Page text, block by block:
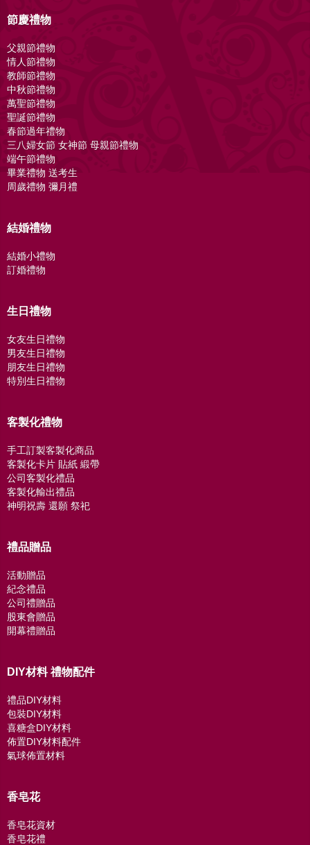
節慶禮物
父親節禮物
情人節禮物
教師節禮物
中秋節禮物
萬聖節禮物
聖誕節禮物
春節過年禮物
三八婦女節 女神節 母親節禮物
端午節禮物
畢業禮物 送考生
周歲禮物 彌月禮
結婚禮物
結婚小禮物
訂婚禮物
生日禮物
女友生日禮物
男友生日禮物
朋友生日禮物
特別生日禮物
客製化禮物
手工訂製客製化商品
客製化卡片 貼紙 緞帶
公司客製化禮品
客製化輸出禮品
神明祝壽 還願 祭祀
禮品贈品
活動贈品
紀念禮品
公司禮贈品
股東會贈品
開幕禮贈品
DIY材料 禮物配件
禮品DIY材料
包裝DIY材料
喜糖盒DIY材料
佈置DIY材料配件
氣球佈置材料
香皂花
香皂花資材
香皂花禮